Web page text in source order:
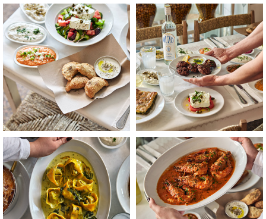
לפתיחת
התמונה
בגדול
-
+
לפתיחת
התמונה
בגדול
-
+
לפתיחת
התמונה
בגדול
-
+
לפתיחת
התמונה
בגדול
-
+